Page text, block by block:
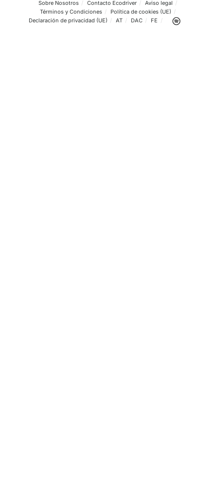
cercano en caso de necesitarlo. Sé previsor si vas de
vacaciones, no esperes a que baje demasiado la batería